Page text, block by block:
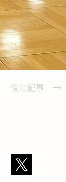
後の記事 →